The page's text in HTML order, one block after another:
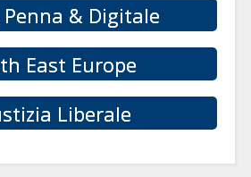
& Digitale
East Europe
Liberale